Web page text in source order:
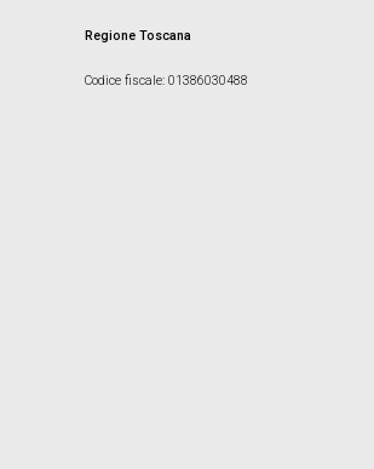
Regione Toscana
Codice fiscale: 01386030488